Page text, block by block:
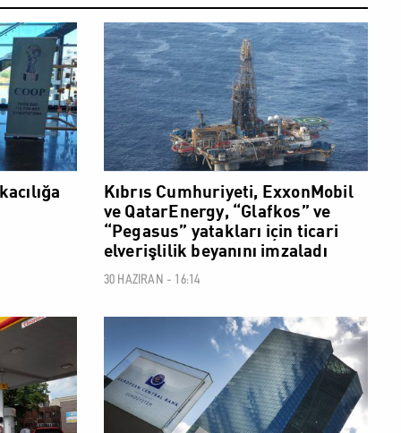
EKONOMİ EKONOMİ
Kıbrıs Cumhuriyeti, ExxonMobil
ve QatarEnergy, “Glafkos” ve
“Pegasus” yatakları için ticari
elverişlilik beyanını imzaladı
30 HAZIRAN - 16:14
EKONOMİ EKONOMİ